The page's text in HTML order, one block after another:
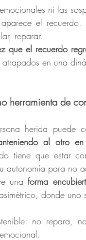
el recuerdo.
reparar.
que el recuerdo
en una
herramienta de
herida puede
al otro
tiene que estar
autonomía para no
una
forma
donde